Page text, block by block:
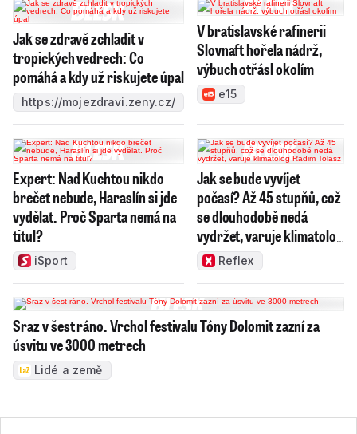
Jak se zdravě zchladit v
tropických vedrech: Co
pomáhá a kdy už riskujete úpal
https://mojezdravi.zeny.cz/
V bratislavské rafinerii
Slovnaft hořela nádrž,
výbuch otřásl okolím
e15
Expert: Nad Kuchtou nikdo
brečet nebude, Haraslín si jde
vydělat. Proč Sparta nemá na
titul?
iSport
Jak se bude vyvíjet
počasí? Až 45 stupňů, což
se dlouhodobě nedá
vydržet, varuje klimatolog
Radim Tolasz
Reflex
Sraz v šest ráno. Vrchol festivalu Tóny Dolomit zazní za
úsvitu ve 3000 metrech
Lidé a země